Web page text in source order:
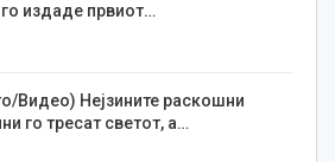
го издаде првиот…
Видео) Нејзините раскошни
го тресат светот, а…